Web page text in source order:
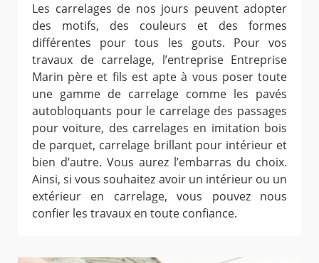
Les carrelages de nos jours peuvent adopter
des motifs, des couleurs et des formes
différentes pour tous les gouts. Pour vos
travaux de carrelage, l’entreprise Entreprise
Marin père et fils est apte à vous poser toute
une gamme de carrelage comme les pavés
autobloquants pour le carrelage des passages
pour voiture, des carrelages en imitation bois
de parquet, carrelage brillant pour intérieur et
bien d’autre. Vous aurez l’embarras du choix.
Ainsi, si vous souhaitez avoir un intérieur ou un
extérieur en carrelage, vous pouvez nous
confier les travaux en toute confiance.